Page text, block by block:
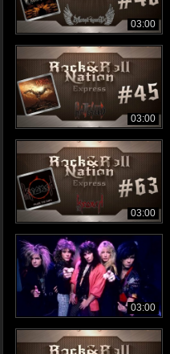
03:00
03:00
03:00
03:00